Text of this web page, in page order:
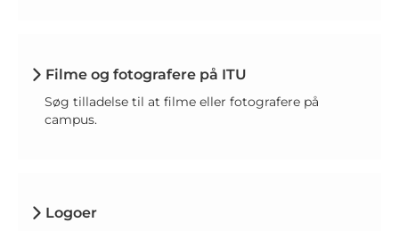
Filme og fotografere på ITU
Søg tilladelse til at filme eller fotografere på
campus.
Logoer